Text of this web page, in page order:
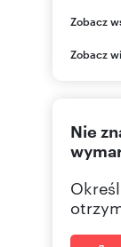
Sp.
Zielona
Zobacz
Zobacz
Nie